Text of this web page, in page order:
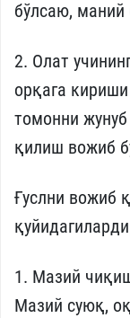
бўлсаю, маний
2. Олат
орқага
томонни жунуб
қилиш вожиб
Ғуслни вожиб
1. Мазий
Мазий суюқ,